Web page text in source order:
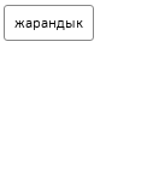
жарандык